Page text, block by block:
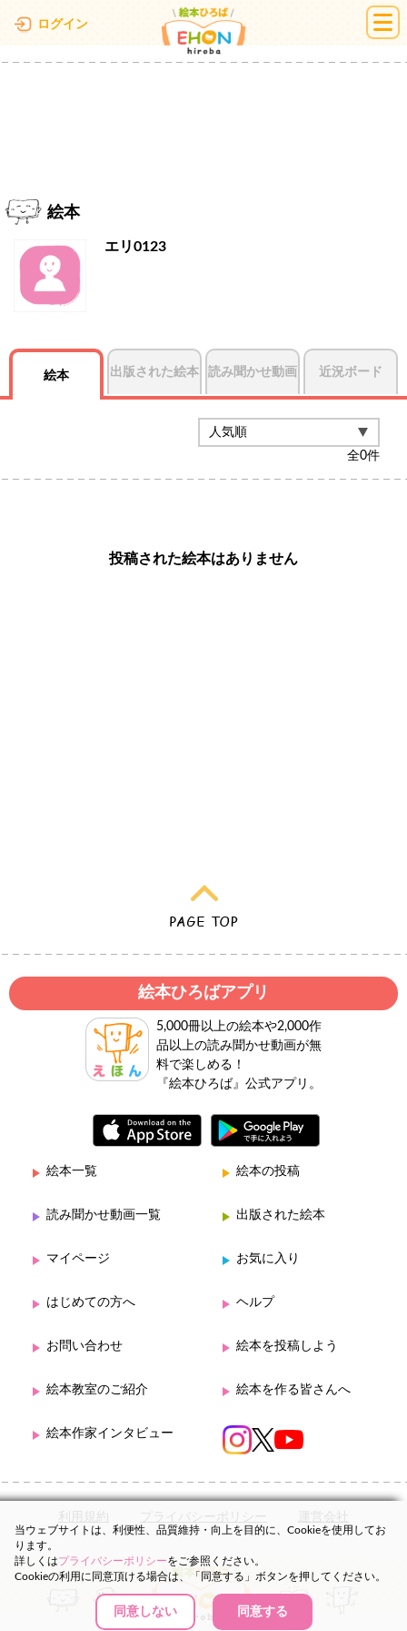
ログイン 絵本ひろば
絵本
エリ0123
絵本 出版された絵本 読み聞かせ動画 近況ボード
全0件
投稿された絵本はありません
絵本ひろばアプリ
5,000冊以上の絵本や2,000作
品以上の読み聞かせ動画が無
料で楽しめる！
『絵本ひろば』公式アプリ。
絵本一覧 絵本の投稿
読み聞かせ動画一覧 出版された絵本
マイページ お気に入り
はじめての方へ ヘルプ
お問い合わせ 絵本を投稿しよう
絵本教室のご紹介 絵本を作る皆さんへ
絵本作家インタビュー
利用規約 プライバシーポリシー 運営会社
当ウェブサイトは、利便性、品質維持・向上を目的に、Cookieを使用してお
ります。
詳しくはプライバシーポリシーをご参照ください。
Cookieの利用に同意頂ける場合は、「同意する」ボタンを押してください。
同意しない 同意する